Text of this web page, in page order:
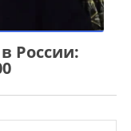
России: